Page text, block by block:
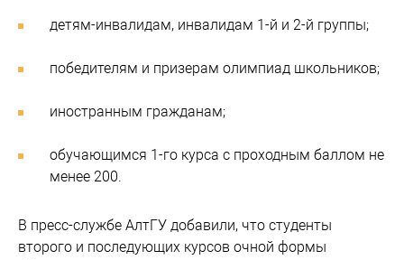
детям-инвалидам, инвалидам 1-й и 2-й группы;
победителям и призерам олимпиад школьников;
иностранным гражданам;
обучающимся 1-го курса с проходным баллом не
менее 200.
В пресс-службе АлтГУ добавили, что студенты
второго и последующих курсов очной формы